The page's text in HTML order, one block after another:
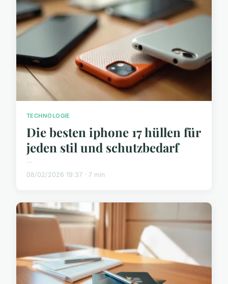
TECHNOLOGIE
Die besten iphone 17 hüllen für
jeden stil und schutzbedarf
...
08/02/2026 19:37 · 7 min